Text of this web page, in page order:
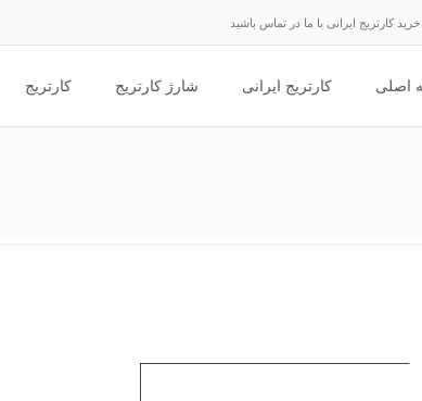
کارتریج ایرانی با ما در تماس باشید
اصلی کارتریج ایرانی شارژ کارتریج کارتریج